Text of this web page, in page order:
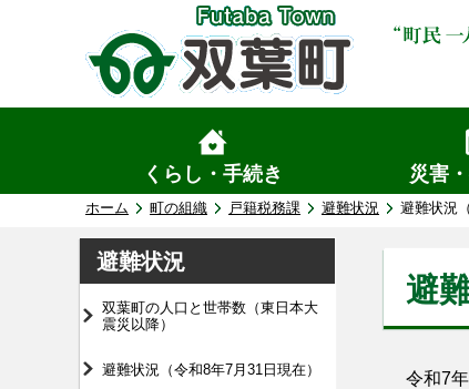
くらし・手続き 災害
ホーム 町の組織 戸籍税務課 避難状況 避難状況
避難状況
双葉町の人口と世帯数（東日本大
震災以降）
避難状況（令和8年7月31日現在）
避
令和7年